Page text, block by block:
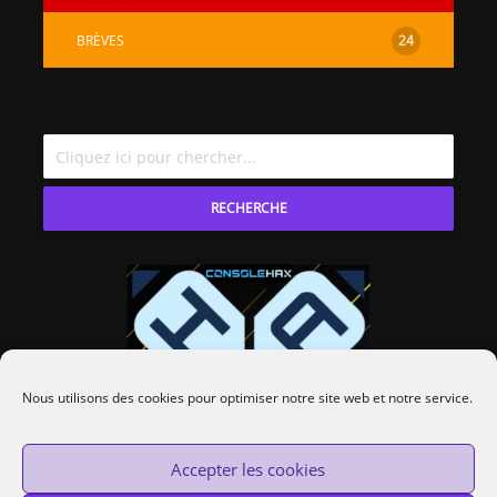
Nous utilisons des cookies pour optimiser notre site web et notre service.
Accepter les cookies
BRÈVES 24
RECHERCHE